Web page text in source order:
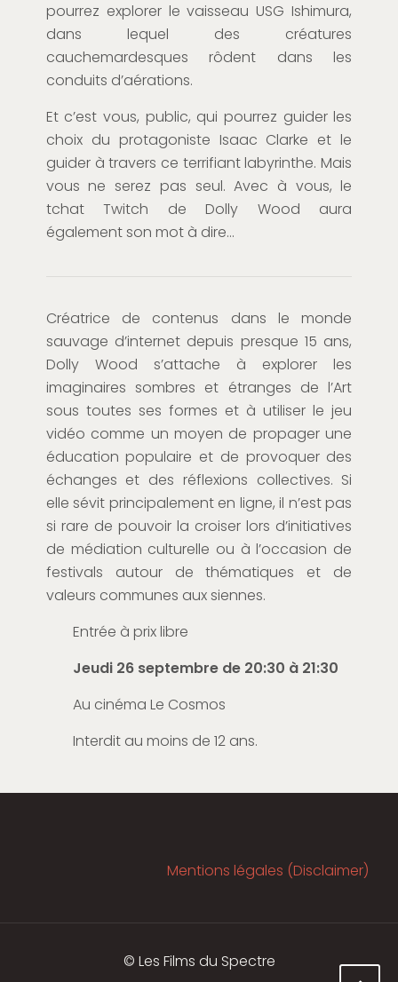
pourrez explorer le vaisseau USG Ishimura,
dans lequel des créatures
cauchemardesques rôdent dans les
conduits d’aérations.
Et c’est vous, public, qui pourrez guider les
choix du protagoniste Isaac Clarke et le
guider à travers ce terrifiant labyrinthe. Mais
vous ne serez pas seul. Avec à vous, le
tchat Twitch de Dolly Wood aura
également son mot à dire…
Créatrice de contenus dans le monde
sauvage d’internet depuis presque 15 ans,
Dolly
Wood s’attache à explorer les
imaginaires sombres et étranges de l’Art
sous toutes ses formes et à utiliser le jeu
vidéo comme un moyen de propager une
éducation populaire et de provoquer des
échanges et des réflexions collectives. Si
elle sévit principalement en ligne, il n’est pas
si rare de pouvoir la croiser lors d’initiatives
de médiation culturelle ou à l’occasion de
festivals autour de thématiques et de
valeurs communes aux siennes.
Entrée à prix libre
Jeudi 26 septembre de 20:30 à 21:30
Au cinéma Le Cosmos
Interdit au moins de 12 ans.
Mentions légales (Disclaimer)
© Les Films du Spectre